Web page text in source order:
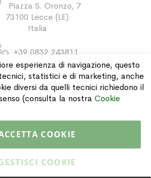
Piazza S. Oronzo, 7
73100 Lecce (LE)
Italia
+39 0832 243811
esperienza di navigazione, questo
statistici e di marketing, anche
diversi da quelli tecnici richiedono il
(consulta la nostra Cookie
COOKIE
COOKIE